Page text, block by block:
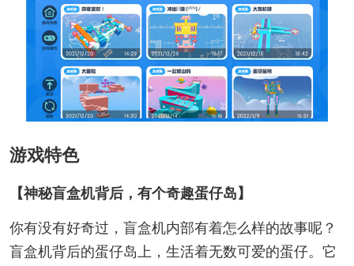
游戏特色
【神秘盲盒机背后，有个奇趣蛋仔岛】
你有没有好奇过，盲盒机内部有着怎么样的故事呢？
盲盒机背后的蛋仔岛上，生活着无数可爱的蛋仔。它